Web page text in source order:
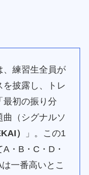
、練習生全員が
を披露し、トレ
最初の振り分
（シグナルソ
）
」。この1
・B・C・D・
一番高いとこ